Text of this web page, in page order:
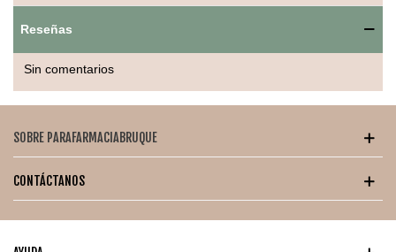
Reseñas
Sin comentarios
SOBRE PARAFARMACIABRUQUE
CONTÁCTANOS